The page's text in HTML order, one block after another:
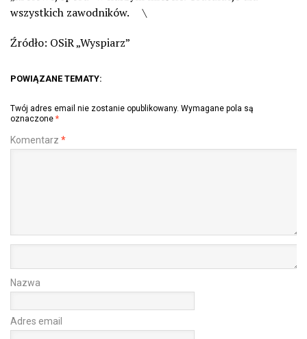
wszystkich zawodników. \
Źródło: OSiR „Wyspiarz”
POWIĄZANE TEMATY:
Twój adres email nie zostanie opublikowany. Wymagane pola są
oznaczone *
Komentarz *
Nazwa
Adres email